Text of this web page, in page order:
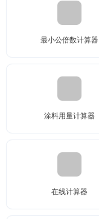
最小公倍数计算器
涂料用量计算器
在线计算器